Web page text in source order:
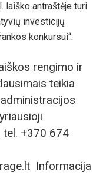
antraštėje turi
investicijų
konkursui“.
rengimo ir
teikia
tel. +370 674
Informacija